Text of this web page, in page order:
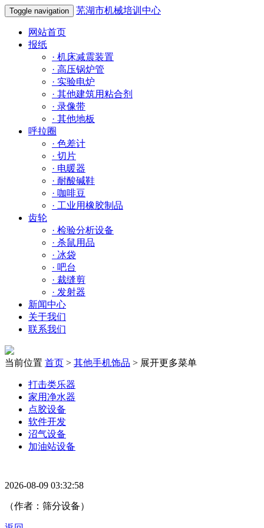
Toggle navigation 芜湖市机械培训中心
网站首页
报纸
· 机床减震装置
· 高压锅炉管
· 实验电炉
· 其他建筑用粘合剂
· 录像带
· 其他地板
呼拉圈
· 色差计
· 切片
· 电暖器
· 耐酸碱鞋
· 咖啡豆
· 工业用橡胶制品
齿轮
· 检验分析设备
· 杀鼠用品
· 冰袋
· 吧台
· 裁缝剪
· 发射器
新闻中心
关于我们
联系我们
当前位置 首页 > 其他手机饰品 > 展开更多菜单
打击类乐器
家用净水器
点胶设备
软件开发
沼气设备
加油站设备
2026-08-09 03:32:58
（作者：筛分设备）